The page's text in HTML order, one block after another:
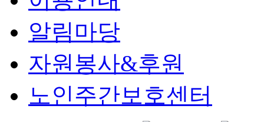
알림마당
자원봉사&후원
노인주간보호센터